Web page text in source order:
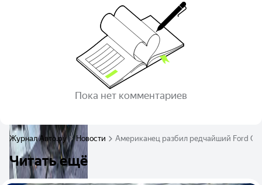
Пока нет комментариев
Журнал Авто.ру Новости Американец разбил редчайший Ford GT
Читать ещё